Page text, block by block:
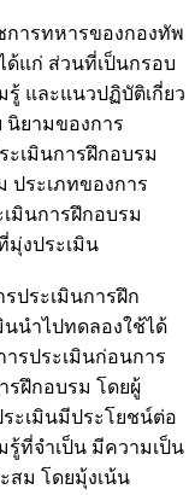
การทหารของกองทัพ
ด้แก่ ส่วนที่เป็นกรอบ
และแนวปฏิบัติเกี่ยว
นิยามของการ
ะเมินการฝึกอบรม
ประเภทของการ
มินการฝึกอบรม
มุ่งประเมิน
ประเมินการฝึก
นำไปทดลองใช้ได้
รประเมินก่อนการ
รฝึกอบรม โดยผู้
ะเมินมีประโยชน์ต่อ
รู้ที่จำเป็น มีความเป็น
สม โดยมุ้งเน้น